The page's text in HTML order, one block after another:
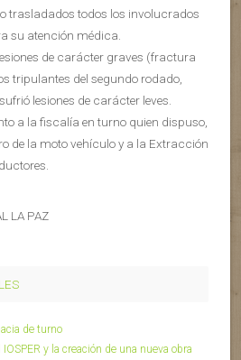
trasladados todos los involucrados
su atención médica.
de carácter graves (fractura
tripulantes del segundo rodado,
lesiones de carácter leves.
a la fiscalía en turno quien dispuso,
de la moto vehículo y a la Extracción
LA PAZ
de turno
y la creación de una nueva obra